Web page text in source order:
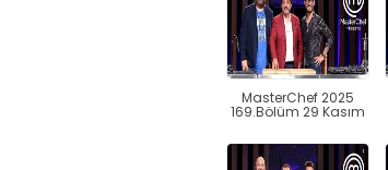
MasterChef 2025
169.Bölüm 29 Kasım